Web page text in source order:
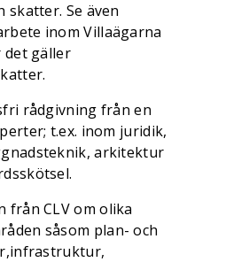
skatter. Se även
inom Villaägarna
det gäller
rådgivning från en
t.ex. inom juridik,
arkitektur
från CLV om olika
såsom plan- och